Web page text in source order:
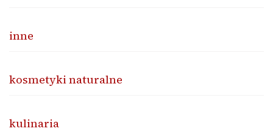
inne
kosmetyki naturalne
kulinaria